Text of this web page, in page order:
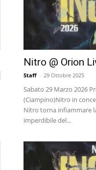
Nitro @ Orion
Staff - 29 Ottobre 2025
Sabato 29 Marzo 2026
(Ciampino)Nitro in
Nitro torna infiammare
imperdibile del...